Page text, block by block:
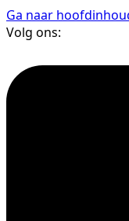
Ga naar
Volg ons: